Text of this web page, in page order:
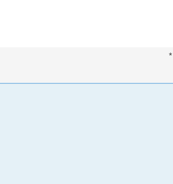
*